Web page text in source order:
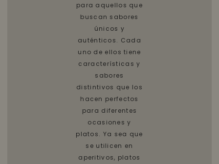
para aquellos que
buscan sabores
únicos y
auténticos. Cada
uno de ellos tiene
características y
sabores
distintivos que los
hacen perfectos
para diferentes
ocasiones y
platos. Ya sea que
se utilicen en
aperitivos, platos